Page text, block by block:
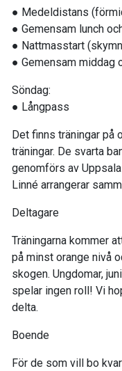
● Medeldistans
● Gemensam lunch
● Nattmasstart
● Gemensam middag
Söndag:
● Långpass
Det finns träningar på
träningar. De svarta
genomförs av
Linné arrangerar
Deltagare
Träningarna kommer
på minst orange nivå
skogen. Ungdomar,
spelar ingen roll! Vi
delta.
Boende
För de som vill bo